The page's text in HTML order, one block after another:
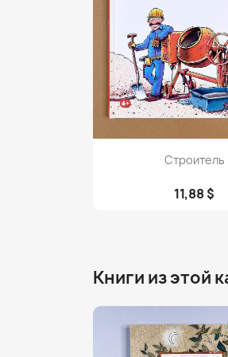
Просмотр
Строитель
11,88 $
Книги из этой